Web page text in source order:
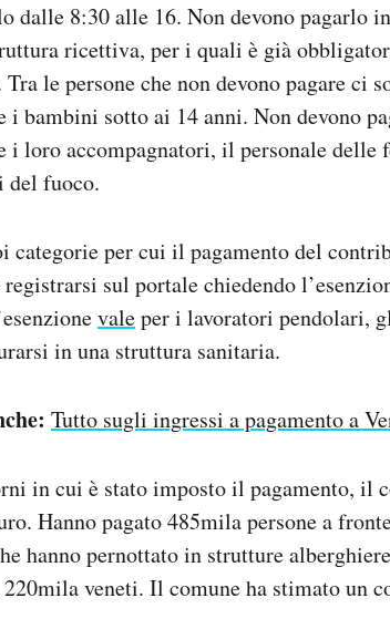
dalle 8:30 alle 16. Non devono pagarlo
ricettiva, per i quali è già
le persone che non devono pagare ci
i bambini sotto ai 14 anni. Non devono
i loro accompagnatori, il personale delle
fuoco.
categorie per cui il pagamento del
registrarsi sul portale chiedendo
valeper i lavoratori pendolari,
in una struttura sanitaria.
Tutto sugli ingressi a pagamento a
in cui è stato imposto il pagamento, il
Hanno pagato 485mila persone a
hanno pernottato in strutture
veneti. Il comune ha stimato un